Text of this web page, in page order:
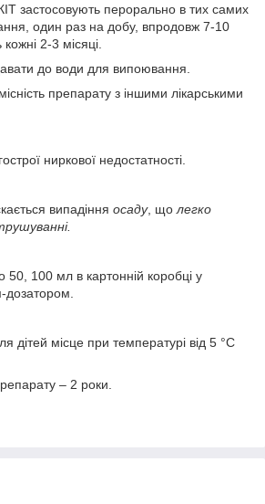
застосовують перорально в тих самих
один раз на добу, впродовж 7-10
2-3 місяці.
до води для випоювання.
препарату з іншими лікарськими
ниркової недостатності.
випадіння осаду, що легко
50, 100 мл в картонній коробці у
дозатором.
дітей місце при температурі від 5 °С
– 2 роки.